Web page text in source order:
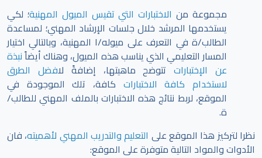
مجموعة من الاختبارات التي تقيس الميول المهنية؛ لكي
يستخدمها المرشد خلال جلسات الإرشاد المهني؛ لمساعدة
الطالب/ة في التعرف على ميوله/ا المهنية، وبالتالي اختيار
المسار التعليمي الذي يناسب هذه الميول، وهناك أيضاًنبذة
عن الإختباراتتتوضح ماهيتها، إضافةً لافضل الطرق
لاستخدام كافة الاختبارات كافة، تلك الموجودة في
الموقع، لربط نتائج هذه الاختبارات بالملف المهني للطالب/
ة.
نظرا لتركيز هذا الموقع على التعليم والتدريب المهني لأهميته، فان
الأدوات والمواد التالية متوفرة على الموقع: